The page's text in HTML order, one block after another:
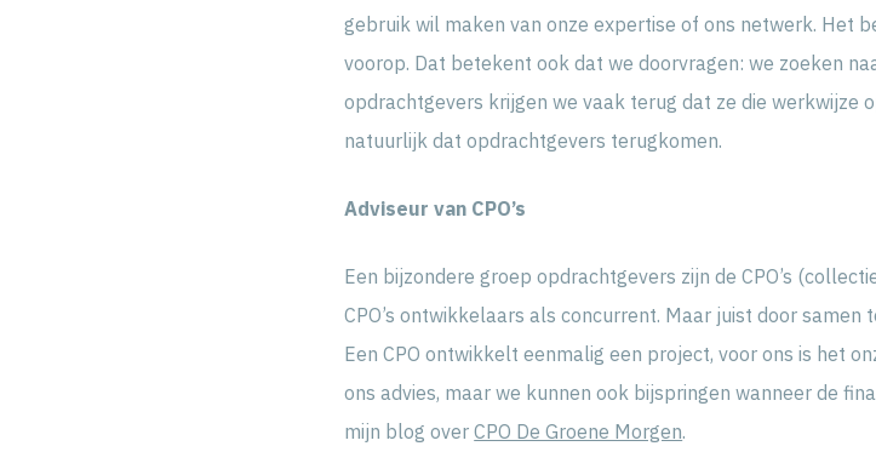
gebruik wil maken van onze expertise of ons netwerk. Het
voorop. Dat betekent ook dat we doorvragen: we zoeken
opdrachtgevers krijgen we vaak terug dat ze die werkwijze
natuurlijk dat opdrachtgevers terugkomen.
Adviseur van CPO’s
Een bijzondere groep opdrachtgevers zijn de CPO’s
CPO’s ontwikkelaars als concurrent. Maar juist door
Een CPO ontwikkelt eenmalig een project, voor ons is het
ons advies, maar we kunnen ook bijspringen wanneer de
mijn blog overCPO De Groene Morgen.